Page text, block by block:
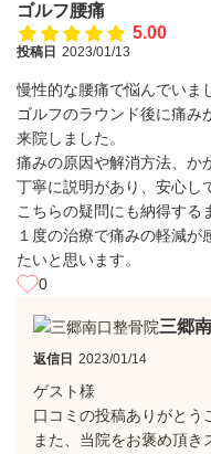
ゴルフ腰痛
5.00
投稿日 2023/01/13
慢性的な腰痛で悩んでいま
ゴルフのラウンド後に痛み
来院しました。
痛みの原因や解消方法、か
丁寧に説明があり、安心し
こちらの疑問にも納得する
１度の治療で痛みの軽減
たいと思います。
0
三郷
返信日 2023/01/14
ゲスト様
口コミの投稿ありがとう
また、当院をお褒め頂き